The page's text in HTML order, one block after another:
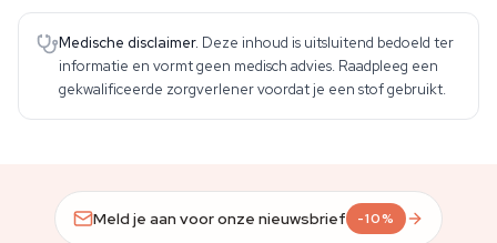
Medische disclaimer. Deze inhoud is uitsluitend bedoeld ter
informatie en vormt geen medisch advies. Raadpleeg een
gekwalificeerde zorgverlener voordat je een stof gebruikt.
Meld je aan voor onze nieuwsbrief -10%